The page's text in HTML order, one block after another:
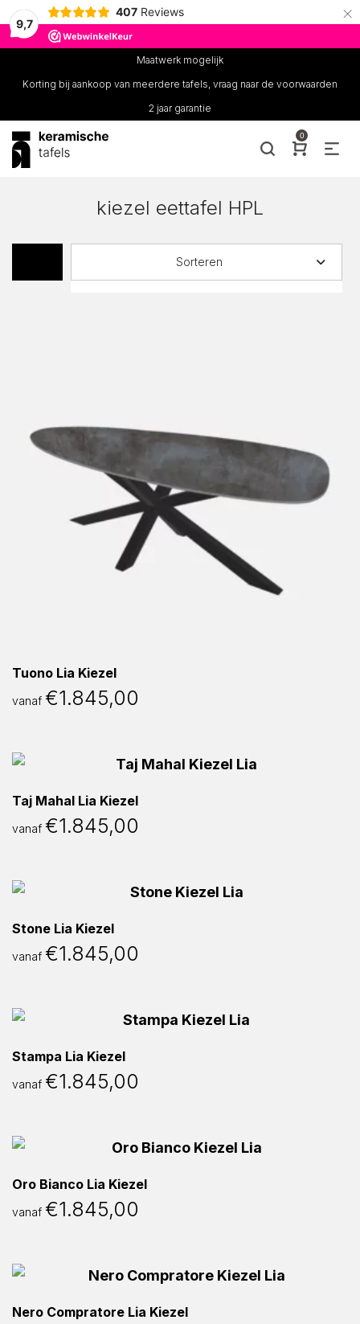
9,7
407 Reviews ×
Maatwerk mogelijk
Korting bij aankoop van meerdere tafels, vraag naar de voorwaarden
2 jaar garantie
0
kiezel eettafel HPL
Sorteren
Tuono Lia Kiezel
vanaf €1.845,00
Taj Mahal Lia Kiezel
vanaf €1.845,00
Stone Lia Kiezel
vanaf €1.845,00
Stampa Lia Kiezel
vanaf €1.845,00
Oro Bianco Lia Kiezel
vanaf €1.845,00
Nero Compratore Lia Kiezel